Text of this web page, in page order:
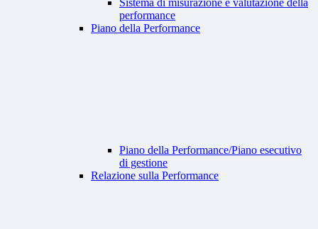
Sistema di misurazione e valutazione della
performance
Piano della Performance
Piano della Performance/Piano esecutivo
di gestione
Relazione sulla Performance